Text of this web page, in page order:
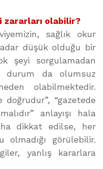
zararları olabilir?
sağlık okur
düşük olduğu bir
şeyi sorgulamadan
durum da olumsuz
olabilmektedir.
doğrudur”, “gazetede
anlayışı hala
dikkat edilse, her
görülebilir.
yanlış kararlara